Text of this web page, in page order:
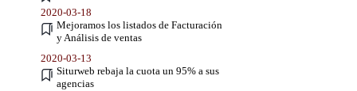
2020-03-18
Mejoramos los listados de Facturación
y Análisis de ventas
2020-03-13
Siturweb rebaja la cuota un 95% a sus
agencias